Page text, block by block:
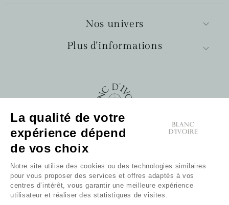
Nos univers
Pour nous contacter :
Cliquez pour accéder au formulaire de contact
Plus d'informations
La qualité de votre
expérience dépend
de vos choix
Notre site utilise des cookies ou des technologies similaires
pour vous proposer des services et offres adaptés à vos
centres d’intérêt, vous garantir une meilleure expérience
utilisateur et réaliser des statistiques de visites.